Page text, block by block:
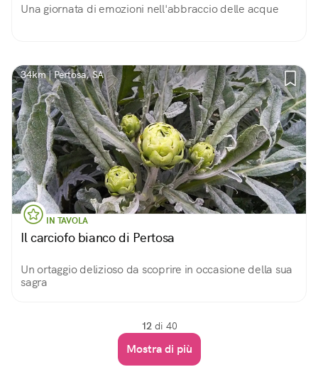
Una giornata di emozioni nell'abbraccio delle acque
34km | Pertosa, SA
IN TAVOLA
Il carciofo bianco di Pertosa
Un ortaggio delizioso da scoprire in occasione della sua
sagra
12 di 40
Mostra di più